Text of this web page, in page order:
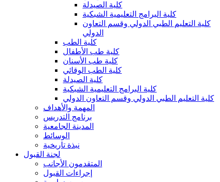
كلية الصيدلة
كلية البرامج التعليمية الشبكية
كلية التعليم الطبي الدولي وقسم التعاون
الدولي
كلية الطب
كلية طب الأطفال
كلية طب الأسنان
كلية الطب الوقائي
كلية الصيدلة
كلية البرامج التعليمية الشبكية
كلية التعليم الطبي الدولي وقسم التعاون الدولي
المهمة والأهداف
برنامج التدريس
المدينة الجامعية
الوسائط
نبذة تاريخية
لجنة القبول
المتقدمون الأجانب
إجراءات القبول